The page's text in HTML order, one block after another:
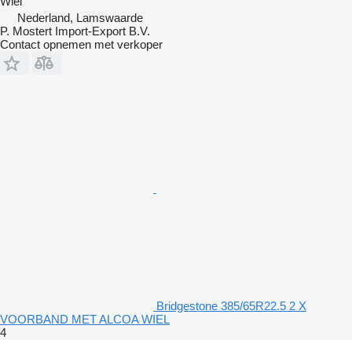
Nederland, Lamswaarde
P. Mostert Import-Export B.V.
Contact opnemen met verkoper
Bridgestone 385/65R22.5 2 X
VOORBAND MET ALCOA WIEL
4